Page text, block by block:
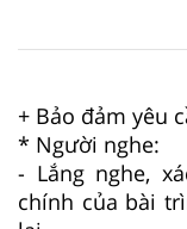
+ Bảo đảm yêu
* Người nghe:
- Lắng nghe,
chính của bài